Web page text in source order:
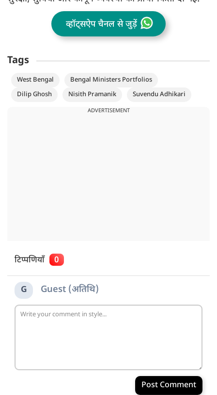
व्हॉट्सऐप चैनल से जुड़ें
Tags
West Bengal
Bengal Ministers Portfolios
Dilip Ghosh
Nisith Pramanik Suvendu Adhikari
ADVERTISEMENT
टिप्पणियाँ 0
G Guest (अतिथि)
Post Comment